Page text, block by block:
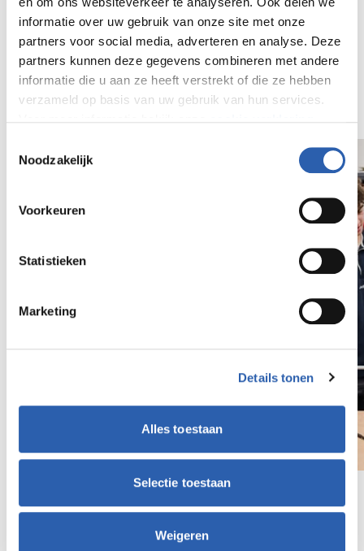
informatie over uw gebruik van onze site met onze
partners voor social media, adverteren en analyse. Deze
partners kunnen deze gegevens combineren met andere
informatie die u aan ze heeft verstrekt of die ze hebben
verzameld op basis van uw gebruik van hun services.
We werken samen met
die uw gegevens
Noodzakelijk
Voorkeuren
Statistieken
Marketing
Details tonen
Alles toestaan
Selectie toestaan
Weigeren
Was je schoon!